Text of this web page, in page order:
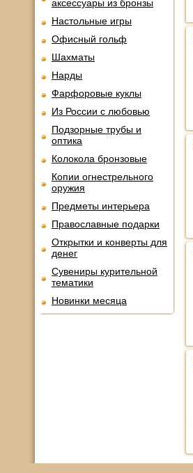
аксессуары из бронзы
Настольные игры
Офисный гольф
Шахматы
Нарды
Фарфоровые куклы
Из России с любовью
Подзорные трубы и
оптика
Колокола бронзовые
Копии огнестрельного
оружия
Предметы интерьера
Православные подарки
Открытки и конверты для
денег
Сувениры курительной
тематики
Новинки месяца